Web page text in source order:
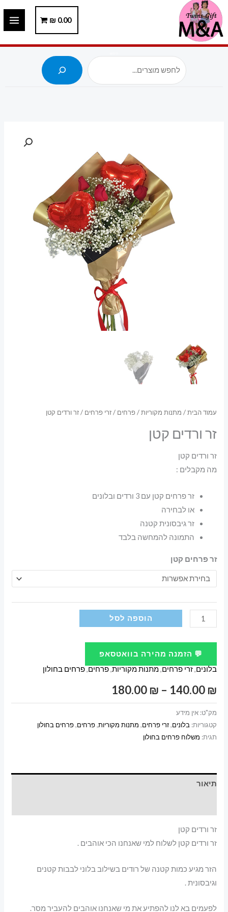
דילוג
לתוכן
0.00
₪
עמוד הבית/ מתנות מקוריות/פרחים /זרי פרחים / זר ורדים קטן
זר ורדים קטן
זר ורדים קטן
מה מקבלים :
זר פרחים קטן עם 3 ורדים ובלונים
או לבחירה
זר גיבסונית קטנה
התמונה להמחשה בלבד
זר פרחים קטן
כמות
של
זר
ורדים
קטן
הוספה לסל
💬 הזמנה מהירה בוואטסאפ
בלונים,זרי פרחים,מתנות מקוריות,פרחים,פרחים בחולון
140.00 ₪
–
180.00 ₪
⁦180.00 ₪⁩
מק"ט:אין מידע
קטגוריות:בלונים,זרי פרחים, מתנות מקוריות,פרחים,פרחים בחולון
תגית: משלוח פרחים בחולון
תיאור
זר ורדים קטן
זר ורדים קטן לשלוח למי שאנחנו הכי אוהבים .
הזר מגיע כמות קטנה של רודים בשילוב בלוני לבבות קטנים
וגיבסונית .
לפעמים בא לנו להפתיע את מי שאנחנו אוהבים להעביר מסר.